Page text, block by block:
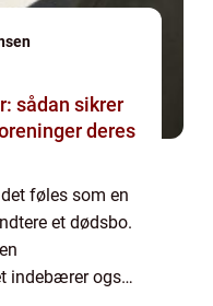
sådan sikrer
deres
føles som en
et dødsbo.
indebærer også